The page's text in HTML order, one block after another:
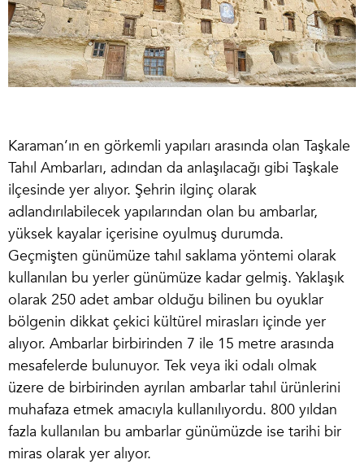
Karaman’ın en görkemli yapıları arasında olan Taşkale
Tahıl Ambarları, adından da anlaşılacağı gibi Taşkale
ilçesinde yer alıyor. Şehrin ilginç olarak
adlandırılabilecek yapılarından olan bu ambarlar,
yüksek kayalar içerisine oyulmuş durumda.
Geçmişten günümüze tahıl saklama yöntemi olarak
kullanılan bu yerler günümüze kadar gelmiş. Yaklaşık
olarak 250 adet ambar olduğu bilinen bu oyuklar
bölgenin dikkat çekici kültürel mirasları içinde yer
alıyor. Ambarlar birbirinden 7 ile 15 metre arasında
mesafelerde bulunuyor. Tek veya iki odalı olmak
üzere de birbirinden ayrılan ambarlar tahıl ürünlerini
muhafaza etmek amacıyla kullanılıyordu. 800 yıldan
fazla kullanılan bu ambarlar günümüzde ise tarihi bir
miras olarak yer alıyor.